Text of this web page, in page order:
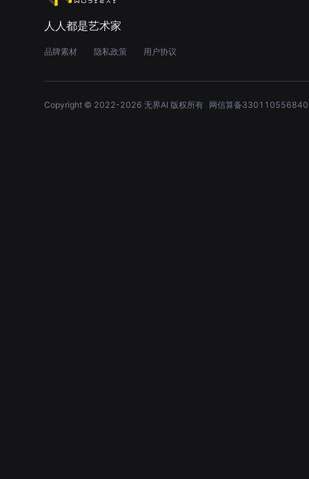
人人都是艺术家
品牌素材 隐私政策 用户协议
Copyright © 2022-2026 无界AI 版权所有 网信算备